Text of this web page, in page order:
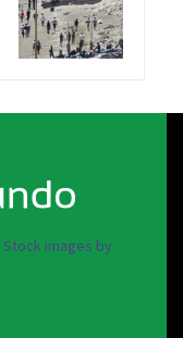
Stock images by